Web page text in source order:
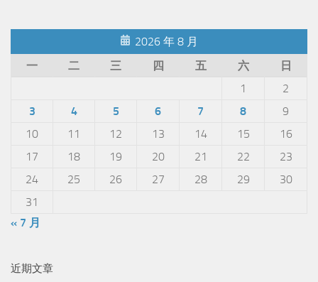
2026 年 8 月
一
二 三 四 五 六
日
1
2
3
4 5 6 7 8
9
10
11 12 13 14 15
16
17
18 19 20 21 22
23
24
25 26 27 28 29
30
31
« 7 月
近期文章